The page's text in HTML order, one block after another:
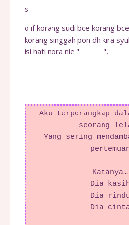
s
o if korang sudi bce korang
korang singgah pon dh kira
isi hati nora nie "_______",
Aku terperangkap
seorang
Yang sering
pertemuan
Katanya…
Dia kasih
Dia rindu
Dia